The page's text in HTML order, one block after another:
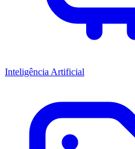
Inteligência Artificial